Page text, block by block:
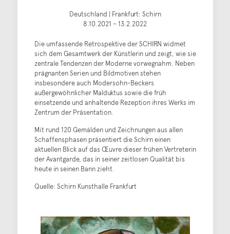
Deutschland | Frankfurt: Schirn
8.10.2021 – 13.2.2022
Die umfassende Retrospektive der SCHIRN widmet
sich dem Gesamtwerk der Künstlerin und zeigt, wie sie
zentrale Tendenzen der Moderne vorwegnahm. Neben
prägnanten Serien und Bildmotiven stehen
insbesondere auch Modersohn-Beckers
außergewöhnlicher Malduktus sowie die früh
einsetzende und anhaltende Rezeption ihres Werks im
Zentrum der Präsentation.
Mit rund 120 Gemälden und Zeichnungen aus allen
Schaffensphasen präsentiert die Schirn einen
aktuellen Blick auf das Œuvre dieser frühen Vertreterin
der Avantgarde, das in seiner zeitlosen Qualität bis
heute in seinen Bann zieht.
Quelle: Schirn Kunsthalle Frankfurt